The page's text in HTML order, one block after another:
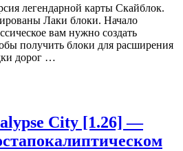
легендарной карты Скайблок.
Лаки блоки. Начало
вам нужно создать
получить блоки для расширения
дорог …
City [1.26] —